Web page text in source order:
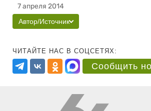
7 апреля 2014
Автор/Источник
ЧИТАЙТЕ НАС В СОЦСЕТЯХ:
Сообщить